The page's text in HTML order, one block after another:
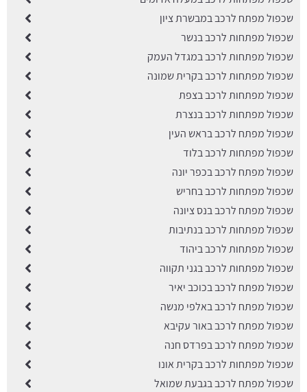
שכפול מפתח לרכב במבשרת ציון
שכפול מפתחות לרכב בנשר
שכפול מפתחות לרכב במגדל העמק
שכפול מפתחות לרכב בקרית שמונה
שכפול מפתחות לרכב בצפת
שכפול מפתחות לרכב בנצרת
שכפול מפתח לרכב בראש העין
שכפול מפתחות לרכב בלוד
שכפול מפתח לרכב בכפר יונה
שכפול מפתחות לרכב בחריש
שכפול מפתח לרכב בנס ציונה
שכפול מפתחות לרכב בנתיבות
שכפול מפתחות לרכב ביהוד
שכפול מפתחות לרכב בגני תקווה
שכפול מפתח לרכב בכוכב יאיר
שכפול מפתח לרכב באלפי מנשה
שכפול מפתח לרכב באור עקיבא
שכפול מפתח לרכב בפרדס חנה
שכפול מפתחות לרכב בקרית אונו
שכפול מפתח לרכב בגבעת שמואל